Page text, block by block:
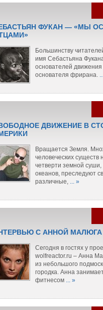
ФУКАН — «МЫ
Большинству
имя Себастьяна
основателей движения
основателя фрирана.
ДВИЖЕНИЕ В
Вращается Земля.
человеческих существ
четверти земной суши,
океанов, преследуют
различные, ... »
С АННОЙ МАЛЮГА
Сегодня в гостях у
wolfreactor.ru – Анна
из небольшого
городка. Анна
фитнесом ... »